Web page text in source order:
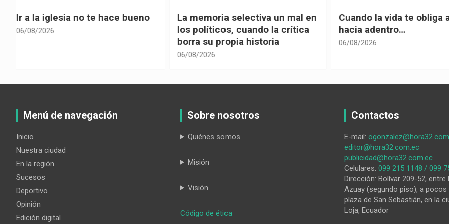
La memoria selectiva un mal en
los políticos, cuando la crítica
Cuando la vida te obliga a mirar
hacia adentro…
06/08/2026
Urnas, democracia y el
vivir
05/08/2026
Menú de navegación
Inicio
Nuestra ciudad
En la región
Sucesos
Deportivo
Opinión
Edición digital
Sobre nosotros
Quiénes somos
Misión
Visión
Código de ética:
Contactos
E-mail:
editor@hora32.com.ec
publicidad@hora32.com.ec
Celulares: 099 215 1148 / 099
Dirección: Bolívar 209-52, entre
Azuay (segundo piso), a
plaza de San Sebastián, en la
Loja, Ecuador